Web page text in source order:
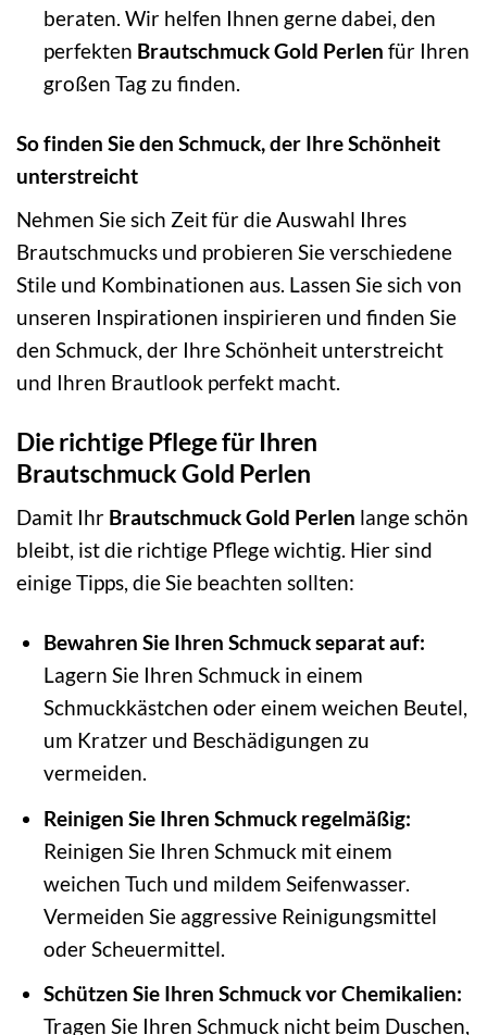
beraten. Wir helfen Ihnen gerne dabei, den
perfekten Brautschmuck Gold Perlen für Ihren
großen Tag zu finden.
So finden Sie den Schmuck, der Ihre Schönheit
unterstreicht
Nehmen Sie sich Zeit für die Auswahl Ihres
Brautschmucks und probieren Sie verschiedene
Stile und Kombinationen aus. Lassen Sie sich von
unseren Inspirationen inspirieren und finden Sie
den Schmuck, der Ihre Schönheit unterstreicht
und Ihren Brautlook perfekt macht.
Die richtige Pflege für Ihren
Brautschmuck Gold Perlen
Damit Ihr Brautschmuck Gold Perlen lange schön
bleibt, ist die richtige Pflege wichtig. Hier sind
einige Tipps, die Sie beachten sollten:
Bewahren Sie Ihren Schmuck separat auf:
Lagern Sie Ihren Schmuck in einem
Schmuckkästchen oder einem weichen Beutel,
um Kratzer und Beschädigungen zu
vermeiden.
Reinigen Sie Ihren Schmuck regelmäßig:
Reinigen Sie Ihren Schmuck mit einem
weichen Tuch und mildem Seifenwasser.
Vermeiden Sie aggressive Reinigungsmittel
oder Scheuermittel.
Schützen Sie Ihren Schmuck vor Chemikalien:
Tragen Sie Ihren Schmuck nicht beim Duschen,